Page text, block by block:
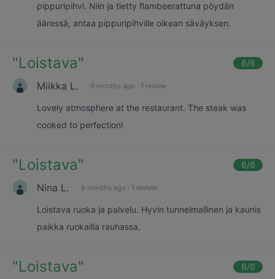
pippuripihvi. Niin ja tietty flambeerattuna pöydän
ääressä, antaa pippuripihville oikean säväyksen.
"Loistava" 6/6
Miikka L. 9 months ago · 1 review
Lovely atmosphere at the restaurant. The steak was
cooked to perfection!
"Loistava" 6/6
Nina L. 9 months ago · 1 review
Loistava ruoka ja palvelu. Hyvin tunnelmallinen ja kaunis
paikka ruokailla rauhassa.
"Loistava" 6/6